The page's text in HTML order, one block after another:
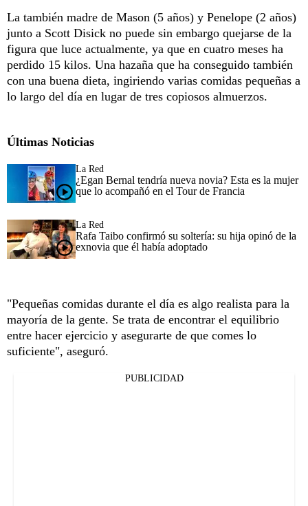
La también madre de Mason (5 años) y Penelope (2 años)
junto a Scott Disick no puede sin embargo quejarse de la
figura que luce actualmente, ya que en cuatro meses ha
perdido 15 kilos. Una hazaña que ha conseguido también
con una buena dieta, ingiriendo varias comidas pequeñas a
lo largo del día en lugar de tres copiosos almuerzos.
Últimas Noticias
La Red
¿Egan Bernal tendría nueva novia? Esta es la mujer
que lo acompañó en el Tour de Francia
La Red
Rafa Taibo confirmó su soltería: su hija opinó de la
exnovia que él había adoptado
"Pequeñas comidas durante el día es algo realista para la
mayoría de la gente. Se trata de encontrar el equilibrio
entre hacer ejercicio y asegurarte de que comes lo
suficiente", aseguró.
PUBLICIDAD